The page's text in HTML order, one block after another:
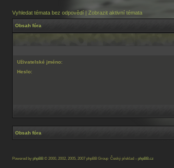
Vyhledat témata bez odpovědí | Zobrazit aktivní témata
Obsah fóra
Uživatelské jméno:
Heslo:
Obsah fóra
Powered by phpBB © 2000, 2002, 2005, 2007 phpBB Group Český překlad –phpBB.cz